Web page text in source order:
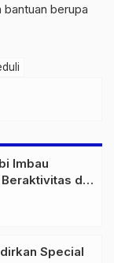
berupa
Imbau
di
Demi
Special